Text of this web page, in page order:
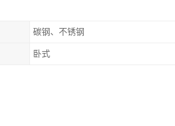
碳钢、不锈钢
卧式